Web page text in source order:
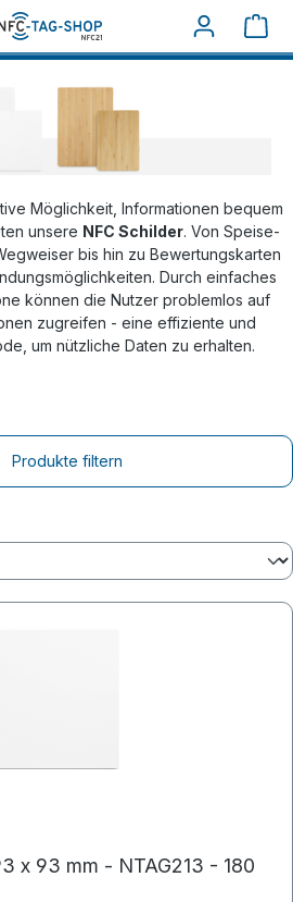
NFC Schilder
Möglichkeit, Informationen bequem
unsere NFC Schilder. Von Speise-
bis hin zu Bewertungskarten
Durch einfaches
können die Nutzer problemlos auf
zugreifen - eine effiziente und
um nützliche Daten zu erhalten.
Produkte filtern
x 93 mm - NTAG213 - 180